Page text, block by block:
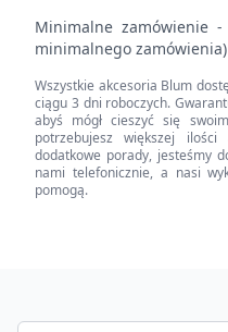
wysokość
(90.5
mm),
dł.=400
mm,
lewy/prawy,
Minimalne zamówienie
minimalnego zamówienia)
Wszystkie akcesoria Blum
ciągu 3 dni roboczych.
abyś mógł cieszyć się
potrzebujesz większej ilości
dodatkowe porady, jesteśmy
nami telefonicznie, a nasi
pomogą.